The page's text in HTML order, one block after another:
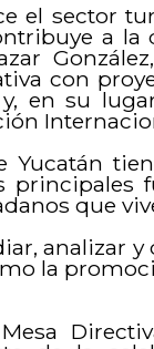
el sector
a la
con
en su
Yucatán
que
analizar
la